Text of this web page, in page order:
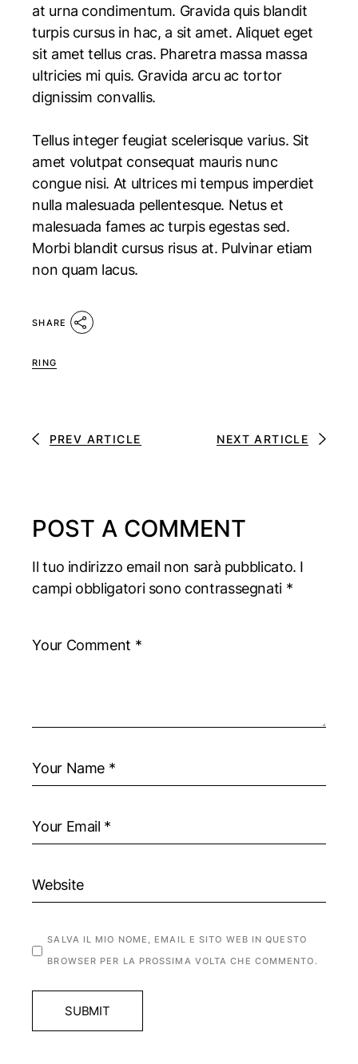
at urna condimentum. Gravida quis blandit
turpis cursus in hac, a sit amet. Aliquet eget
sit amet tellus cras. Pharetra massa massa
ultricies mi quis. Gravida arcu ac tortor
dignissim convallis.
Tellus integer feugiat scelerisque varius. Sit
amet volutpat consequat mauris nunc
congue nisi. At ultrices mi tempus imperdiet
nulla malesuada pellentesque. Netus et
malesuada fames ac turpis egestas sed.
Morbi blandit cursus risus at. Pulvinar etiam
non quam lacus.
SHARE
RING
PREV ARTICLE NEXT ARTICLE
POST A COMMENT
Il tuo indirizzo email non sarà pubblicato. I
campi obbligatori sono contrassegnati *
SALVA IL MIO NOME, EMAIL E SITO WEB IN QUESTO
BROWSER PER LA PROSSIMA VOLTA CHE COMMENTO.
SUBMIT